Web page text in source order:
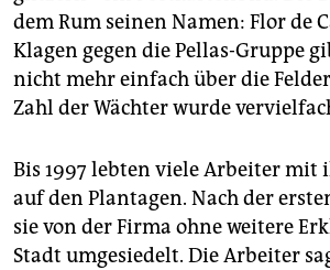
dem Rum seinen Namen: Flor de
Klagen gegen die Pellas-Gruppe
nicht mehr einfach über die
Zahl der Wächter wurde
Bis 1997 lebten viele Arbeiter mit
auf den Plantagen. Nach der
sie von der Firma ohne weitere
Stadt umgesiedelt. Die Arbeiter